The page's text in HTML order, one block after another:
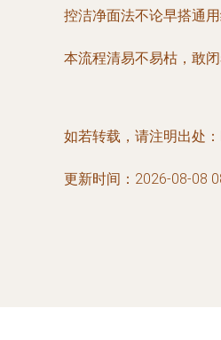
控洁净面法不论早搭通
本流程清易不易枯，敢
如若转载，请注明出处
更新时间：2026-08-08